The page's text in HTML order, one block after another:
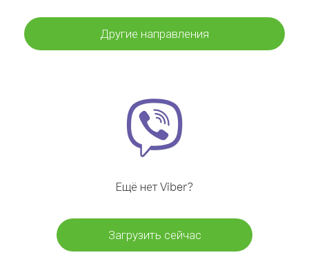
Другие направления
Ещё нет Viber?
Загрузить сейчас